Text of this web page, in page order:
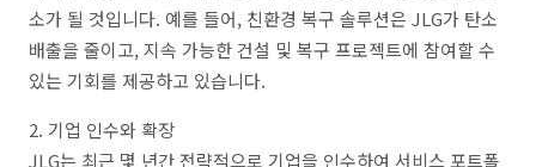
소가 될 것입니다. 예를 들어, 친환경 복구 솔루션은 JLG가 탄소
배출을 줄이고, 지속 가능한 건설 및 복구 프로젝트에 참여할 수
있는 기회를 제공하고 있습니다.
2. 기업 인수와 확장
JLG는 최근 몇 년간 전략적으로 기업을 인수하여 서비스 포트폴